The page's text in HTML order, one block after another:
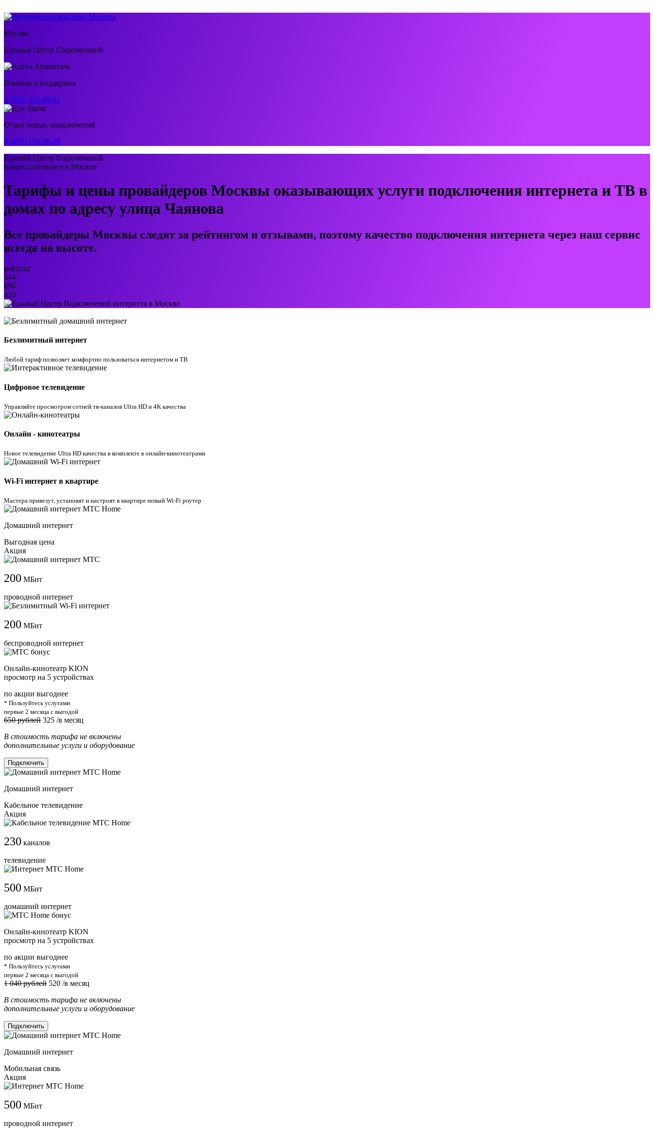
Москва
Единый Центр Подключений
Помощь и поддержка
8 (800) 505-88-41
Отдел новых подключений
8 (495) 150-90-48
Единый Центр Подключений
нового интернета в Москве
Тарифы и цены провайдеров Москвы оказывающих услуги подключения интернета и ТВ в
домах по адресу улица Чаянова
Все провайдеры Москвы следят за рейтингом и отзывами, поэтому качество подключения интернета через наш сервис
всегда на высоте.
рейтинг
344
694
420
Безлимитный интернет
Любой тариф позволяет комфортно пользоваться интернетом и ТВ
Цифровое телевидение
Управляйте просмотром cотней тв-каналов Ultra HD и 4K качества
Онлайн - кинотеатры
Новое телевидение Ultra HD качества в комплекте в онлайн-кинотеатрами
Wi-Fi интернет в квартире
Мастера привезут, установят и настроят в квартире новый Wi-Fi роутер
Домашний интернет
Выгодная цена
Акция
200 МБит
проводной интернет
200 МБит
беспроводной интернет
Онлайн-кинотеатр KION
просмотр на 5 устройствах
по акции выгоднее
* Пользуйтесь услугами
первые 2 месяца с выгодой
650 рублей 325 /в месяц
В стоимость тарифа не включены
дополнительные услуги и оборудование
Подключить
Домашний интернет
Кабельное телевидение
Акция
230 каналов
телевидение
500 МБит
домашний интернет
Онлайн-кинотеатр KION
просмотр на 5 устройствах
по акции выгоднее
* Пользуйтесь услугами
первые 2 месяца с выгодой
1 040 рублей 520 /в месяц
В стоимость тарифа не включены
дополнительные услуги и оборудование
Подключить
Домашний интернет
Мобильная связь
Акция
500 МБит
проводной интернет